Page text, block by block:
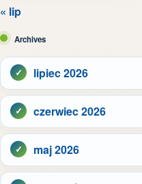
« lip
Archives
lipiec 2026
czerwiec 2026
maj 2026